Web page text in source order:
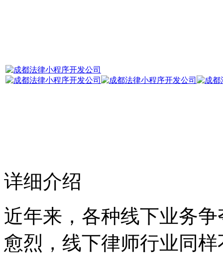
详细介绍
近年来，各种线下业务
愈烈，线下律师行业同